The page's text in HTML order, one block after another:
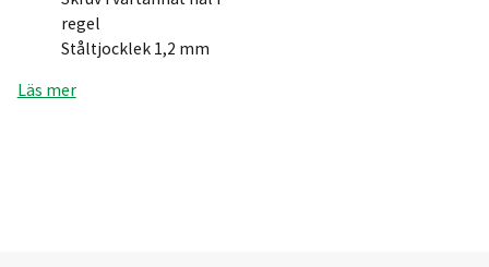
regel
Ståltjocklek 1,2 mm
Läs mer